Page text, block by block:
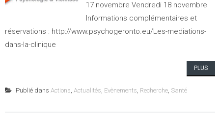
17 novembre Vendredi 18 novembre
Informations complémentaires et
réservations : http://www.psychogeronto.eu/Les-mediations-
dans-la-clinique
PLUS
Publié dans Actions, Actualités, Evènements, Recherche, Santé